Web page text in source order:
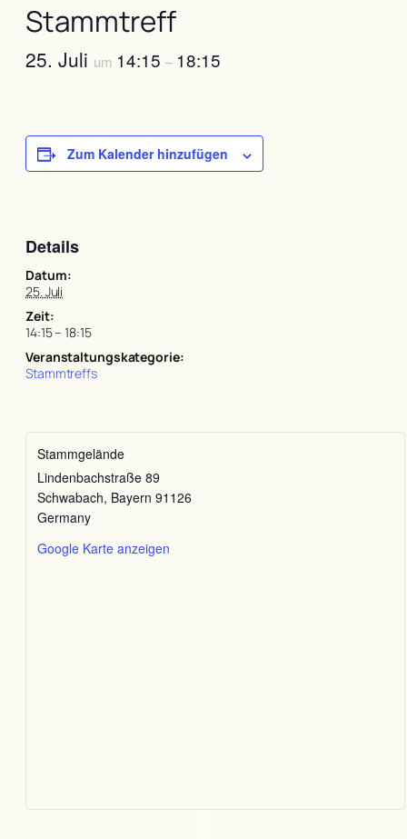
Stammtreff
25. Juli um 14:15 – 18:15
Zum Kalender hinzufügen
Details
Datum:
25. Juli
Zeit:
14:15 – 18:15
Veranstaltungskategorie:
Stammtreffs
Stammgelände
Lindenbachstraße 89
Schwabach, Bayern 91126
Germany
Google Karte anzeigen